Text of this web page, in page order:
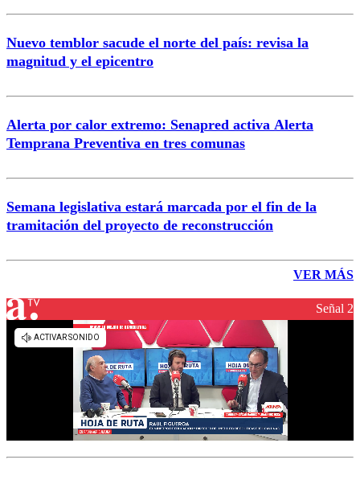
Nuevo temblor sacude el norte del país: revisa la
magnitud y el epicentro
Alerta por calor extremo: Senapred activa Alerta
Temprana Preventiva en tres comunas
Semana legislativa estará marcada por el fin de la
tramitación del proyecto de reconstrucción
VER MÁS
Señal 2